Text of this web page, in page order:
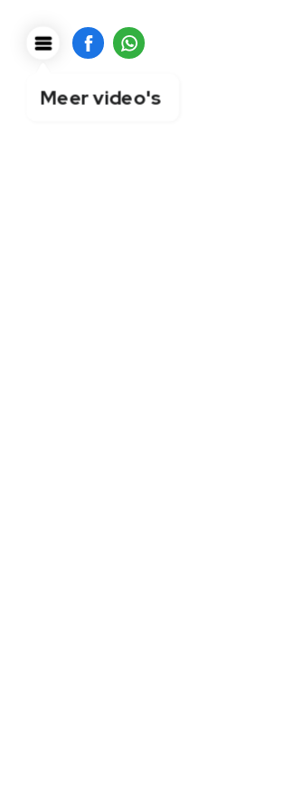
Meer video's